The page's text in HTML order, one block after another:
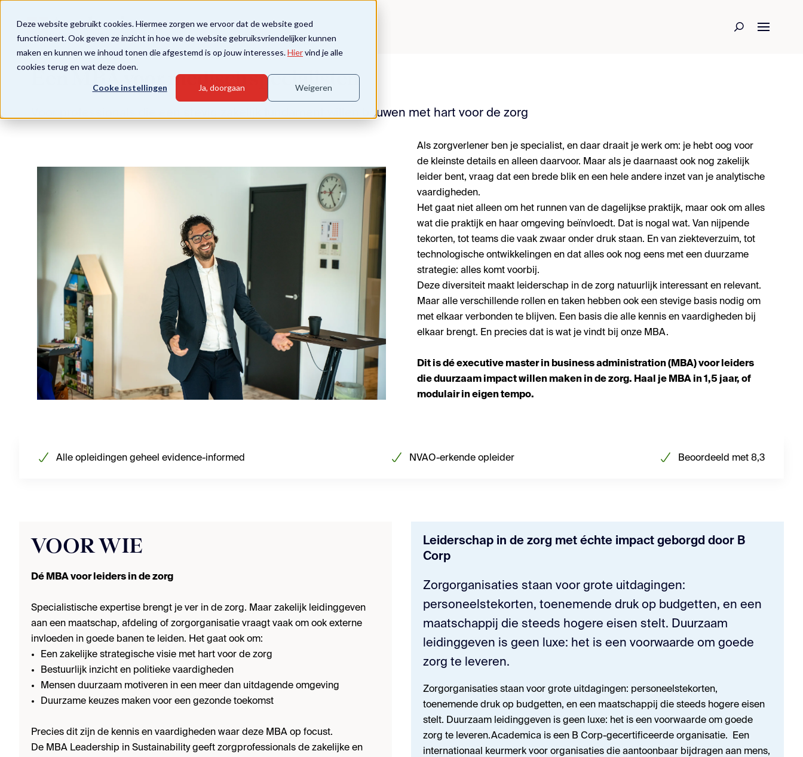
Deze website gebruikt cookies. Hiermee zorgen we ervoor dat de website goed
functioneert. Ook geven ze inzicht in hoe we de website gebruiksvriendelijker kunnen
maken en kunnen we inhoud tonen die afgestemd is op jouw interesses.Hiervind je alle
cookies terug en wat deze doen.
Cooke instellingen Ja, doorgaan Weigeren
Een MBA voor medisch specialisten
Voor professionals die een stevig zakelijk fundament willen bouwen met hart voor de zorg
Als zorgverlener ben je specialist, en daar draait je werk om: je hebt oog voor
de kleinste details en alleen daarvoor. Maar als je daarnaast ook nog zakelijk
leider bent, vraag dat een brede blik en een hele andere inzet van je analytische
vaardigheden.
Het gaat niet alleen om het runnen van de dagelijkse praktijk, maar ook om alles
wat die praktijk en haar omgeving beïnvloedt. Dat is nogal wat. Van nijpende
tekorten, tot teams die vaak zwaar onder druk staan. En van ziekteverzuim, tot
technologische ontwikkelingen en dat alles ook nog eens met een duurzame
strategie: alles komt voorbij.
Deze diversiteit maakt leiderschap in de zorg natuurlijk interessant en relevant.
Maar alle verschillende rollen en taken hebben ook een stevige basis nodig om
met elkaar verbonden te blijven. Een basis die alle kennis en vaardigheden bij
elkaar brengt. En precies dat is wat je vindt bij onze MBA.
Dit is dé executive master in business administration (MBA) voor leiders
die duurzaam impact willen maken in de zorg. Haal je MBA in 1,5 jaar, of
modulair in eigen tempo.
Alle opleidingen geheel evidence-informed NVAO-erkende opleider Beoordeeld met 8,3
VOOR WIE
Dé MBA voor leiders in de zorg
Specialistische expertise brengt je ver in de zorg. Maar zakelijk leidinggeven
aan een maatschap, afdeling of zorgorganisatie vraagt vaak om ook externe
invloeden in goede banen te leiden. Het gaat ook om:
Een zakelijke strategische visie met hart voor de zorg
Bestuurlijk inzicht en politieke vaardigheden
Mensen duurzaam motiveren in een meer dan uitdagende omgeving
Duurzame keuzes maken voor een gezonde toekomst
Precies dit zijn de kennis en vaardigheden waar deze MBA op focust.
De MBA Leadership in Sustainability geeft zorgprofessionals de zakelijke en
Leiderschap in de zorg met échte impact geborgd door B
Corp
Zorgorganisaties staan voor grote uitdagingen:
personeelstekorten, toenemende druk op budgetten, en een
maatschappij die steeds hogere eisen stelt. Duurzaam
leidinggeven is geen luxe: het is een voorwaarde om goede
zorg te leveren.
Zorgorganisaties staan voor grote uitdagingen: personeelstekorten,
toenemende druk op budgetten, en een maatschappij die steeds hogere eisen
stelt. Duurzaam leidinggeven is geen luxe: het is een voorwaarde om goede
zorg te leveren.Academica is een B Corp-gecertificeerde organisatie. Een
internationaal keurmerk voor organisaties die aantoonbaar bijdragen aan mens,